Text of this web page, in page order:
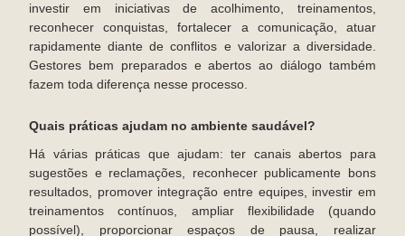
investir em iniciativas de acolhimento, treinamentos,
reconhecer conquistas, fortalecer a comunicação, atuar
rapidamente diante de conflitos e valorizar a diversidade.
Gestores bem preparados e abertos ao diálogo também
fazem toda diferença nesse processo.
Quais práticas ajudam no ambiente saudável?
Há várias práticas que ajudam: ter canais abertos para
sugestões e reclamações, reconhecer publicamente bons
resultados, promover integração entre equipes, investir em
treinamentos contínuos, ampliar flexibilidade (quando
possível), proporcionar espaços de pausa, realizar